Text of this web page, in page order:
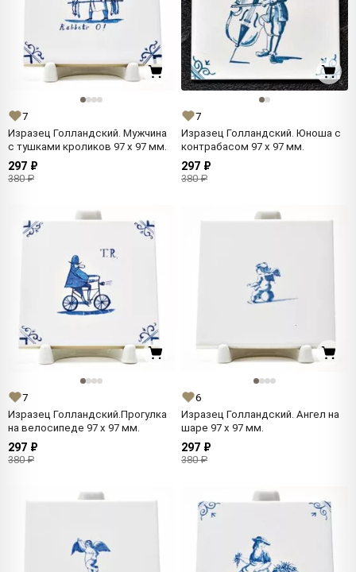
7
Изразец Голландский. Мужчина
с тушками кроликов 97 x 97 мм.
297 ₽
380 ₽
7
Изразец Голландский. Юноша с
контрабасом 97 x 97 мм.
297 ₽
380 ₽
7
Изразец Голландский.Прогулка
на велосипеде 97 x 97 мм.
297 ₽
380 ₽
6
Изразец Голландский. Ангел на
шаре 97 x 97 мм.
297 ₽
380 ₽